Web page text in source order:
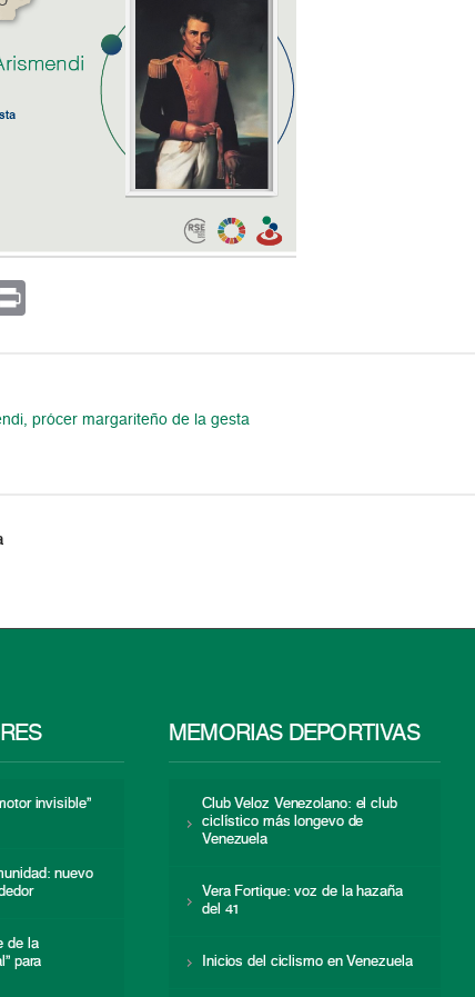
prócer margariteño de la gesta
invisible”
nuevo
de la
para
MEMORIAS DEPORTIVAS
Club Veloz Venezolano: el club
ciclístico más longevo de
Venezuela
Vera Fortique: voz de la hazaña
del 41
Inicios del ciclismo en Venezuela